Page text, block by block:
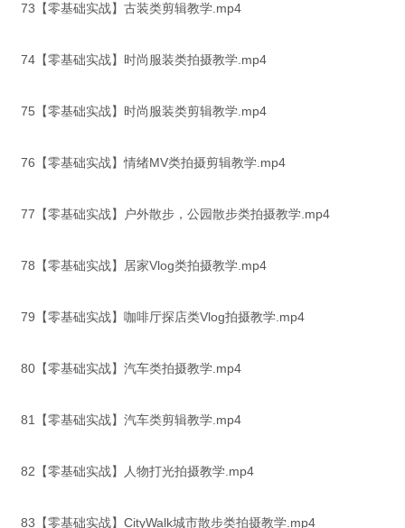
73【零基础实战】古装类剪辑教学.mp4
74【零基础实战】时尚服装类拍摄教学.mp4
75【零基础实战】时尚服装类剪辑教学.mp4
76【零基础实战】情绪MV类拍摄剪辑教学.mp4
77【零基础实战】户外散步，公园散步类拍摄教学.mp4
78【零基础实战】居家Vlog类拍摄教学.mp4
79【零基础实战】咖啡厅探店类Vlog拍摄教学.mp4
80【零基础实战】汽车类拍摄教学.mp4
81【零基础实战】汽车类剪辑教学.mp4
82【零基础实战】人物打光拍摄教学.mp4
83【零基础实战】CityWalk城市散步类拍摄教学.mp4